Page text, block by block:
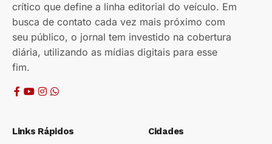
crítico que define a linha editorial do veículo. Em
busca de contato cada vez mais próximo com
seu público, o jornal tem investido na cobertura
diária, utilizando as mídias digitais para esse
fim.
Links Rápidos Cidades